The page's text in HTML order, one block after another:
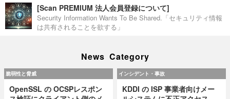
[Scan PREMIUM 法人会員登録について]
Security Information Wants To Be Shared.「セキュリティ情報
は共有されることを欲する」
News Category
脆弱性と脅威
OpenSSL の OCSPレスポン
インシデント・事故
KDDI の ISP 事業者向けメー